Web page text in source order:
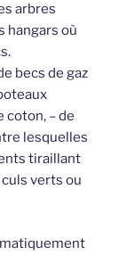
arbres
hangars où
becs de gaz
coton, – de
lesquelles
tiraillant
verts ou